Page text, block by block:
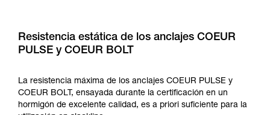
Resistencia estática de los anclajes COEUR
PULSE y COEUR BOLT
La resistencia máxima de los anclajes COEUR PULSE y
COEUR BOLT, ensayada durante la certificación en un
hormigón de excelente calidad, es a priori suficiente para la